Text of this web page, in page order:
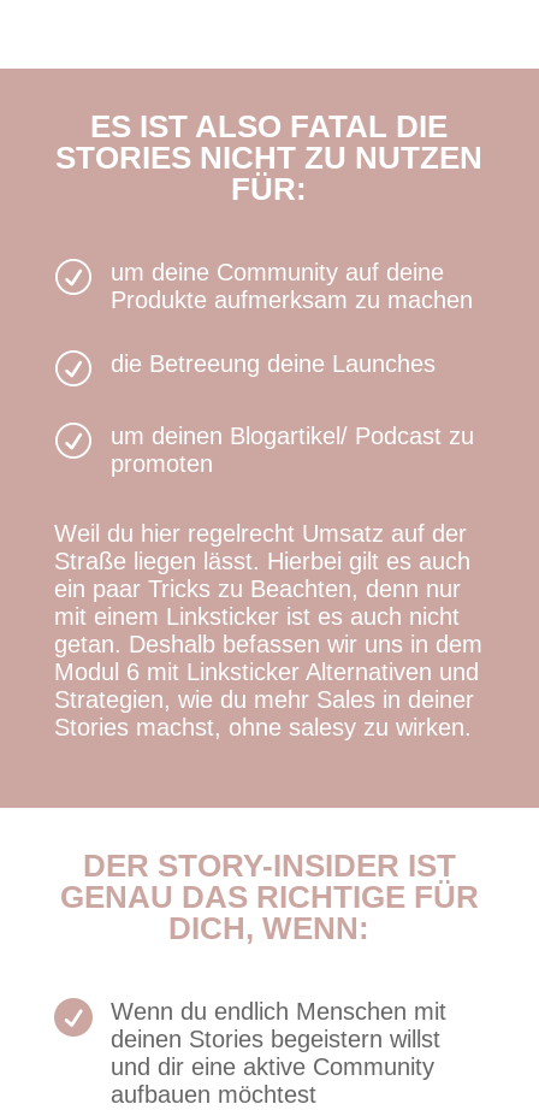
ES IST ALSO FATAL DIE
STORIES NICHT ZU NUTZEN
FÜR:
R
um deine Community auf deine
Produkte aufmerksam zu machen
R die Betreeung deine Launches
R
um deinen Blogartikel/ Podcast zu
promoten
Weil du hier regelrecht Umsatz auf der
Straße liegen lässt. Hierbei gilt es auch
ein paar Tricks zu Beachten, denn nur
mit einem Linksticker ist es auch nicht
getan. Deshalb befassen wir uns in dem
Modul 6 mit Linksticker Alternativen und
Strategien, wie du mehr Sales in deiner
Stories machst, ohne salesy zu wirken.
DER STORY-INSIDER IST
GENAU DAS RICHTIGE FÜR
DICH, WENN:

Wenn du endlich Menschen mit
deinen Stories begeistern willst
und dir eine aktive Community
aufbauen möchtest